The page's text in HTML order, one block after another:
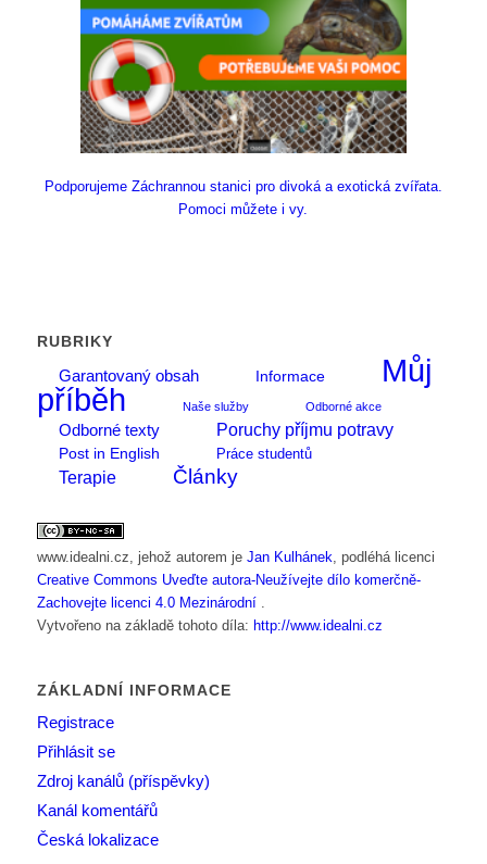
Podporujeme Záchrannou stanici pro divoká a exotická zvířata.
Pomoci můžete i vy.
RUBRIKY
Garantovaný obsah
Informace
Můj
příběh
Naše služby Odborné akce
Odborné texty Poruchy příjmu potravy
Post in English Práce studentů
Terapie Články
www.idealni.cz , jehož autorem je Jan Kulhánek , podléhá licenci
Creative Commons Uveďte autora-Neužívejte dílo komerčně-
Zachovejte licenci 4.0 Mezinárodní
Vytvořeno na základě tohoto díla: http://www.idealni.cz
ZÁKLADNÍ INFORMACE
Registrace
Přihlásit se
Zdroj kanálů (příspěvky)
Kanál komentářů
Česká lokalizace